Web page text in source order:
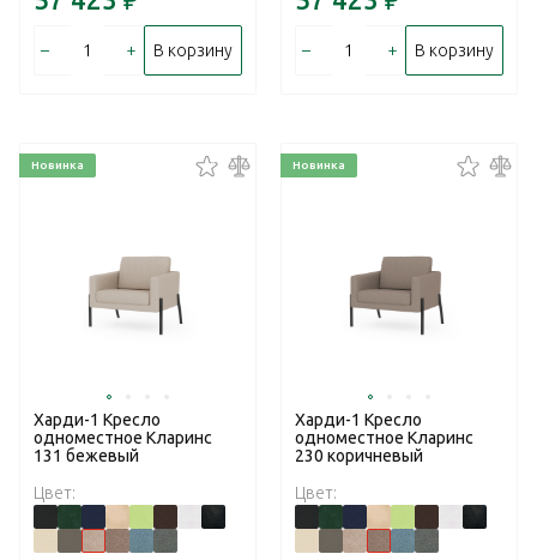
– + В корзину – + В корзину
Новинка
Харди-1 Кресло
одноместное Кларинс
131 бежевый
Цвет:
Новинка
Харди-1 Кресло
одноместное Кларинс
230 коричневый
Цвет: